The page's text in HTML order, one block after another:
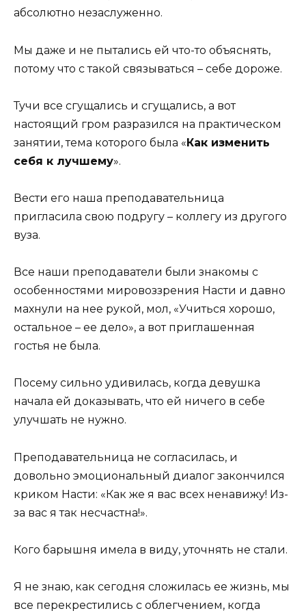
абсолютно незаслуженно.
Мы даже и не пытались ей что-то объяснять,
потому что с такой связываться – себе дороже.
Тучи все сгущались и сгущались, а вот
настоящий гром разразился на практическом
занятии, тема которого была «Как изменить
себя к лучшему».
Вести его наша преподавательница
пригласила свою подругу – коллегу из другого
вуза.
Все наши преподаватели были знакомы с
особенностями мировоззрения Насти и давно
махнули на нее рукой, мол, «Учиться хорошо,
остальное – ее дело», а вот приглашенная
гостья не была.
Посему сильно удивилась, когда девушка
начала ей доказывать, что ей ничего в себе
улучшать не нужно.
Преподавательница не согласилась, и
довольно эмоциональный диалог закончился
криком Насти: «Как же я вас всех ненавижу! Из-
за вас я так несчастна!».
Кого барышня имела в виду, уточнять не стали.
Я не знаю, как сегодня сложилась ее жизнь, мы
все перекрестились с облегчением, когда